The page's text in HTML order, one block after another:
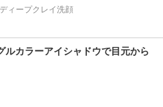
ィープクレイ洗顔
ルカラーアイシャドウで目元から